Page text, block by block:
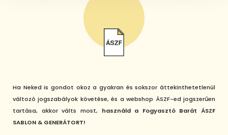
Ha Neked is gondot okoz a gyakran és sokszor áttekinthetetlenül
változó jogszabályok követése, és a webshop ÁSZF-ed jogszerűen
tartása, akkor válts most, használd a Fogyasztó Barát ÁSZF
SABLON & GENERÁTORT!